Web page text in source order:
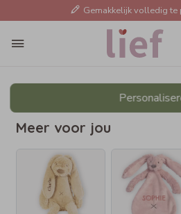
Gemakkelijk volledig
Meer voor jou